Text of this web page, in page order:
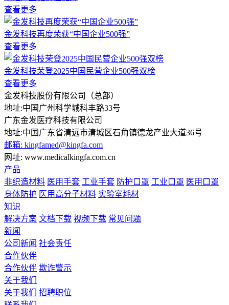
查看更多
金发科技再度荣获“中国企业500强”
查看更多
金发科技荣登2025中国民营企业500强双榜
查看更多
金发科技股份有限公司（总部）
地址:中国广州科学城科丰路33号
广东金发医疗科技有限公司
地址:中国广东省清远市清城区石角镇德龙产业大道36号
邮箱: kingfamed@kingfa.com
网址: www.medicalkingfa.com.cn
产品
非织造材料 医用手套 工业手套 防护口罩 工业口罩 医用口罩
身体防护 医用高分子材料 实验室耗材
知识
解决方案 文档下载 视频下载 常见问题
新闻
公司新闻 社会责任
合作伙伴
合作伙伴 欺诈警示
关于我们
关于我们
招聘职位